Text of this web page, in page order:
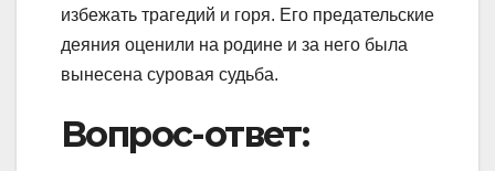
избежать трагедий и горя. Его предательские
деяния оценили на родине и за него была
вынесена суровая судьба.
Вопрос-ответ: